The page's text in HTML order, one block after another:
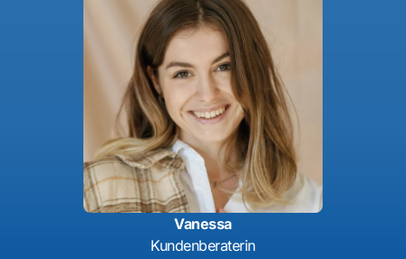
Vanessa
Kundenberaterin